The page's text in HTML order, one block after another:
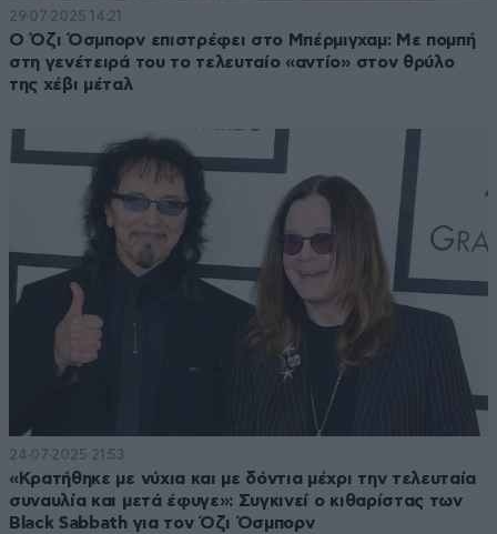
29·07·2025 14:21
Ο Όζι Όσμπορν επιστρέφει στο Μπέρμιγχαμ: Με πομπή
στη γενέτειρά του το τελευταίο «αντίο» στον θρύλο
της χέβι μέταλ
24·07·2025 21:53
«Κρατήθηκε με νύχια και με δόντια μέχρι την τελευταία
συναυλία και μετά έφυγε»: Συγκινεί ο κιθαρίστας των
Black Sabbath για τον Όζι Όσμπορν